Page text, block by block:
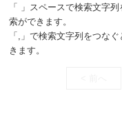
「 」スペースで検索文字
索ができます。
「,」で検索文字列をつな
きます。